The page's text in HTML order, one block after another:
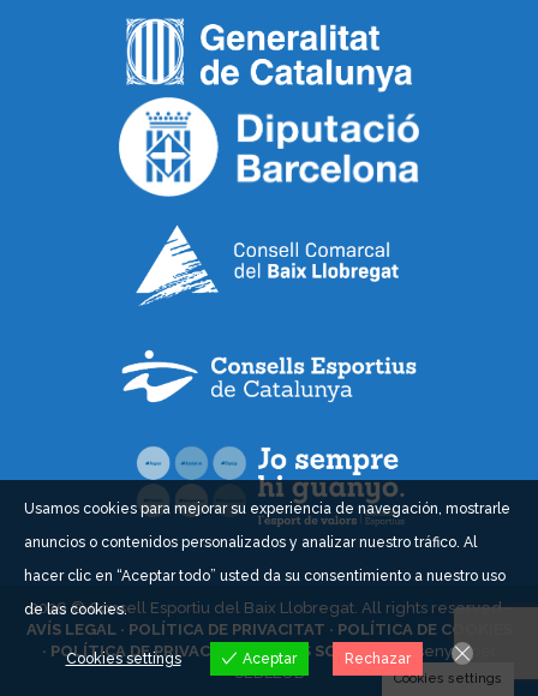
2026 © Consell Esportiu del Baix Llobregat. All rights reserved ·
AVÍS LEGAL · POLÍTICA DE PRIVACITAT · POLÍTICA DE COOKIES
· POLÍTICA DE PRIVACITAT XARXES SOCIALS ·Dissenyat per
CEBLLOB
Usamos cookies para mejorar su experiencia de navegación, mostrarle
anuncios o contenidos personalizados y analizar nuestro tráfico. Al
hacer clic en “Aceptar todo” usted da su consentimiento a nuestro uso
de las cookies.
Cookies settings Aceptar Rechazar
Cookies settings